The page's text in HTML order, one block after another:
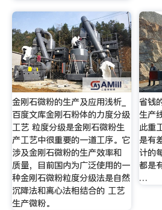
金刚石微粉的生产及应用浅析_
百度文库金刚石粉体的力度分级
工艺 粒度分级是金刚石微粉生
产工艺中很重要的一道工序。它
涉及金刚石微粉的生产效率和
质量，目前国内为广泛使用的一
种金刚石微粉粒度分级法是自然
沉降法和离心法相结合的 工艺
生产微粉。
省钱
生产
此重
是有
计的
都是
…